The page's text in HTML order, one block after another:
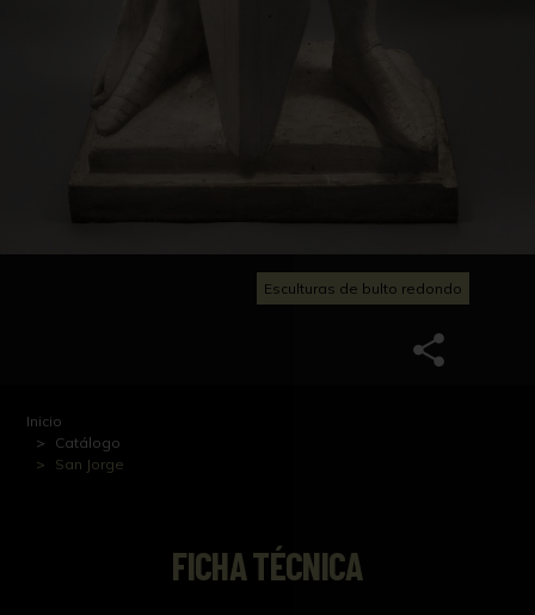
Esculturas de bulto redondo
Inicio
Catálogo
San Jorge
FICHA TÉCNICA